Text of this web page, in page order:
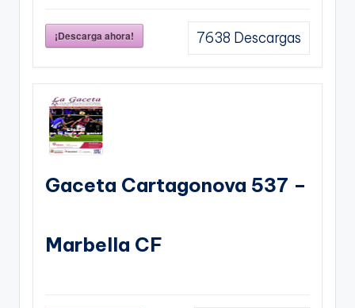
¡Descarga ahora! 7638 Descargas
Gaceta Cartagonova 537 –
Marbella CF